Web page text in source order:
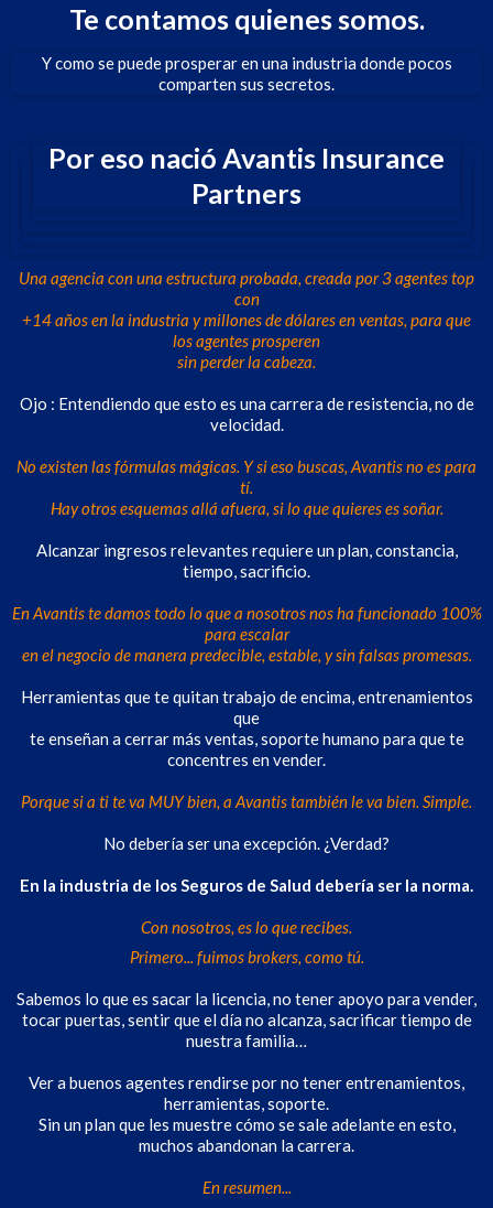
Te contamos quienes somos.
Y como se puede prosperar en una industria donde pocos
comparten sus secretos.
Por eso nació Avantis Insurance
Partners
Una agencia con una estructura probada, creada por 3 agentes top
con
+14 años en la industria y millones de dólares en ventas, para que
los agentes prosperen
sin perder la cabeza.
Ojo : Entendiendo que esto es una carrera de resistencia, no de
velocidad.
No existen las fórmulas mágicas. Y si eso buscas, Avantis no es para
tí.
Hay otros esquemas allá afuera, si lo que quieres es soñar.
Alcanzar ingresos relevantes requiere un plan, constancia,
tiempo, sacrificio.
En Avantis te damos todo lo que a nosotros nos ha funcionado 100%
para escalar
en el negocio de manera predecible, estable, y sin falsas promesas.
Herramientas que te quitan trabajo de encima, entrenamientos
que
te enseñan a cerrar más ventas, soporte humano para que te
concentres en vender.
Porque si a ti te va MUY bien, a Avantis también le va bien. Simple.
No debería ser una excepción. ¿Verdad?
En la industria de los Seguros de Salud debería ser la norma.
Con nosotros, es lo que recibes.
Primero... fuimos brokers, como tú.
Sabemos lo que es sacar la licencia, no tener apoyo para vender,
tocar puertas, sentir que el día no alcanza, sacrificar tiempo de
nuestra familia…
Ver a buenos agentes rendirse por no tener entrenamientos,
herramientas, soporte.
Sin un plan que les muestre cómo se sale adelante en esto,
muchos abandonan la carrera.
En resumen...